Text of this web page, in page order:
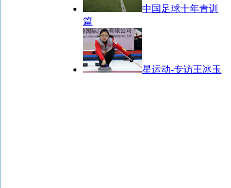
中国足球十年青训
篇
星运动-专访王冰玉